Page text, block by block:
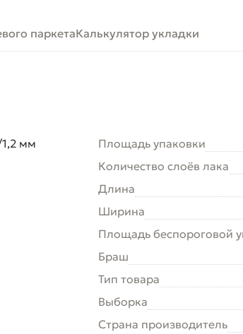
паркетаКалькулятор укладки
мм
Площадь упаковки
Количество слоёв лака
Длина
Ширина
Площадь беспороговой
Браш
Тип товара
Выборка
Страна производитель